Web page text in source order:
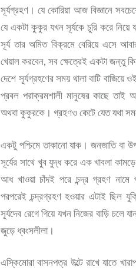
সূর্যগ্রহণ। যে কোরিয়া আজ বিজ্ঞানে
যে একটা কুকুর যখন সূর্যকে চুরি করে নিয়ে
সূর্য তার অমিত বিক্রমে বেরিয়ে এসে
খেয়াল করবেন, সব ক্ষেত্রেই একটা জন্তু
দেশে সূর্যগ্রহণের সময় থালা বাটি বাজিয়ে
প্রবল পরাক্রমশালী মানুষের কাছে তাই
অথবা কুকুরকে। গ্রহণও কেটে যেত যথা
একটু পশ্চিমে তাকানো যাক। জনজাতি বা
সূর্যের সাথে খুব যুদ্ধ করে এক খাবলা
আধ খাওয়া চাঁদই পরে চন্দ্র গ্রহণ
পরপরেই চন্দ্রগ্রহণ হওয়ার এটাই ছিল
সূর্যদেব রেগে গিয়ে যখন নিজের বাড়ি
জুড়ে ধ্বংসলীলা।
এস্কিমোরা বাসনপত্র উল্টে রাখে যাতে